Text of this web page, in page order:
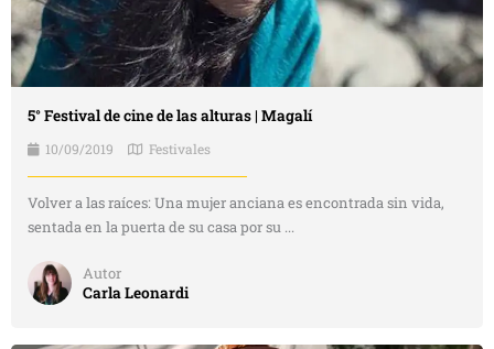
5° Festival de cine de las alturas | Magalí
10/09/2019 Festivales
Volver a las raíces: Una mujer anciana es encontrada sin vida,
sentada en la puerta de su casa por su ...
Autor
Carla Leonardi